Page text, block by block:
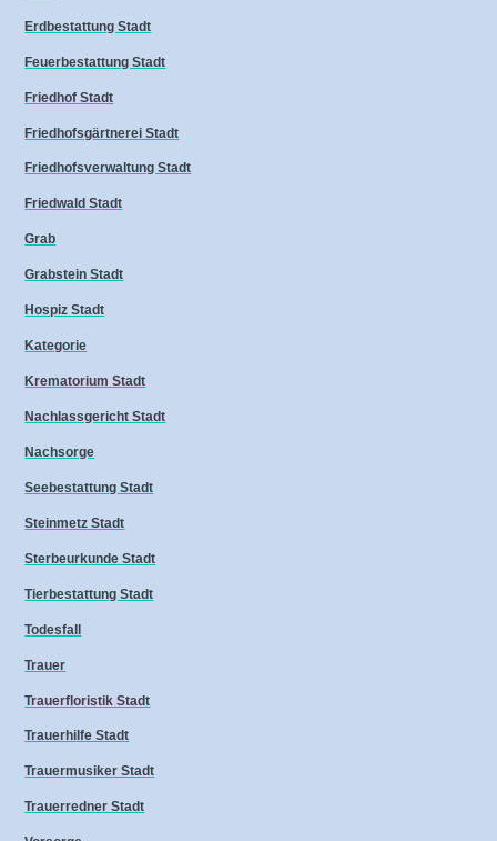
Erdbestattung Stadt
Feuerbestattung Stadt
Friedhof Stadt
Friedhofsgärtnerei Stadt
Friedhofsverwaltung Stadt
Friedwald Stadt
Grab
Grabstein Stadt
Hospiz Stadt
Kategorie
Krematorium Stadt
Nachlassgericht Stadt
Nachsorge
Seebestattung Stadt
Steinmetz Stadt
Sterbeurkunde Stadt
Tierbestattung Stadt
Todesfall
Trauer
Trauerfloristik Stadt
Trauerhilfe Stadt
Trauermusiker Stadt
Trauerredner Stadt